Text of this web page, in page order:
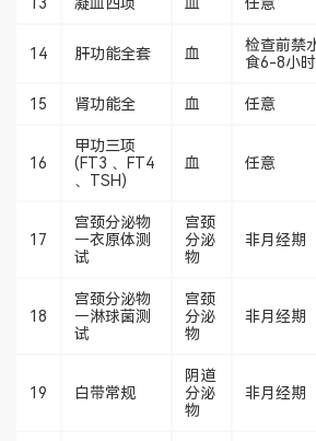
14 肝功能全套 血
检查前禁
食6-8小时
15 肾功能全 血 任意
16
甲功三项
(FT3 、FT4
、TSH)
血 任意
17
宫颈分泌物
－衣原体测
试
宫颈
分泌
物
非月经期
18
宫颈分泌物
－淋球菌测
试
宫颈
分泌
物
非月经期
19 白带常规
阴道
分泌
物
非月经期